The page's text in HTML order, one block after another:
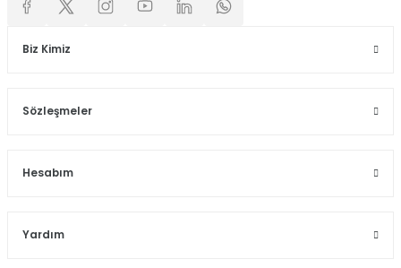
Biz Kimiz
Sözleşmeler
Hesabım
Yardım